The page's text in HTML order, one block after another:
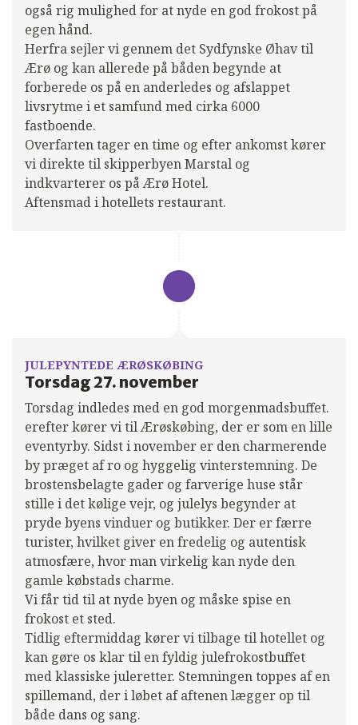
også rig mulighed for at nyde en god frokost på
egen hånd.
Herfra sejler vi gennem det Sydfynske Øhav til
Ærø og kan allerede på båden begynde at
forberede os på en anderledes og afslappet
livsrytme i et samfund med cirka 6000
fastboende.
Overfarten tager en time og efter ankomst kører
vi direkte til skipperbyen Marstal og
indkvarterer os på Ærø Hotel.
Aftensmad i hotellets restaurant.
JULEPYNTEDE ÆRØSKØBING
Torsdag 27. november
Torsdag indledes med en god morgenmadsbuffet.
erefter kører vi til Ærøskøbing, der er som en lille
eventyrby. Sidst i november er den charmerende
by præget af ro og hyggelig vinterstemning. De
brostensbelagte gader og farverige huse står
stille i det kølige vejr, og julelys begynder at
pryde byens vinduer og butikker. Der er færre
turister, hvilket giver en fredelig og autentisk
atmosfære, hvor man virkelig kan nyde den
gamle købstads charme.
Vi får tid til at nyde byen og måske spise en
frokost et sted.
Tidlig eftermiddag kører vi tilbage til hotellet og
kan gøre os klar til en fyldig julefrokostbuffet
med klassiske juleretter. Stemningen toppes af en
spillemand, der i løbet af aftenen lægger op til
både dans og sang.